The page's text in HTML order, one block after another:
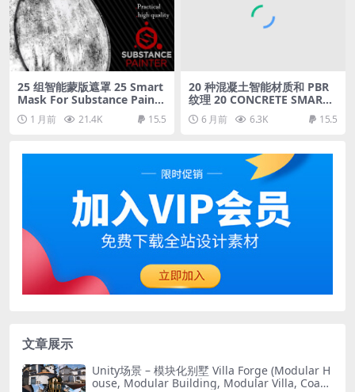
25 组智能蒙版遮罩 25 Smart
Mask For Substance Painte
r
1 月前 21.4K 15.5
20 种混凝土智能材质和 PBR
纹理 20 CONCRETE SMART
MATERIALS & PBR TEXTUR
ES-VOL 3
6 月前 6.3K 15.5
文章展示
Unity场景 – 模块化别墅 Villa Forge (Modular H
ouse, Modular Building, Modular Villa, Coast